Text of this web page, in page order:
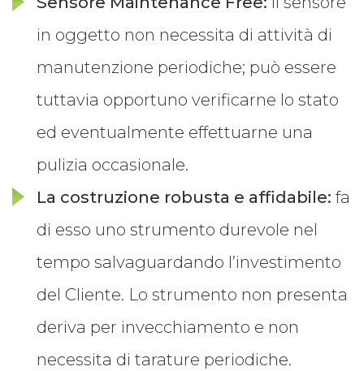
in oggetto non necessita di attività di
manutenzione periodiche; può essere
tuttavia opportuno verificarne lo stato
ed eventualmente effettuarne una
pulizia occasionale.
La costruzione robusta e affidabile: fa
di esso uno strumento durevole nel
tempo salvaguardando l’investimento
del Cliente. Lo strumento non presenta
deriva per invecchiamento e non
necessita di tarature periodiche.